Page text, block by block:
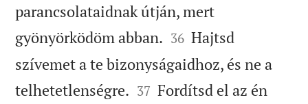
parancsolataidnak útján, mert
gyönyörködöm abban. 

36 Hajtsd
szívemet a te bizonyságaidhoz, és ne a
telhetetlenségre. 

37 Fordítsd el az én